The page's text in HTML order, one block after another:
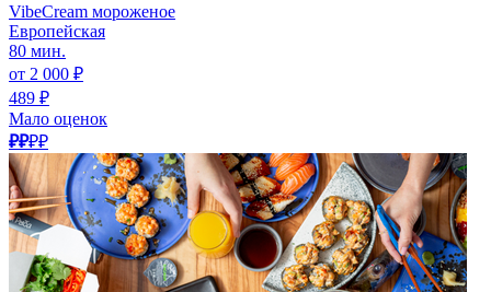
VibeCream мороженое
Европейская
80 мин.
от 2 000 ₽
489 ₽
Мало оценок
₽₽₽₽